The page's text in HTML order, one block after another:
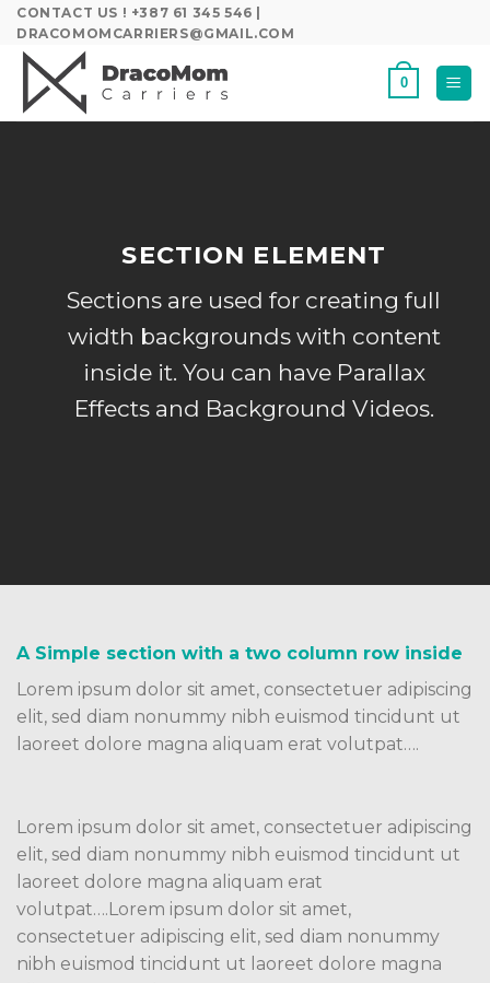
Skip
content
CONTACT US ! +387 61 345 546 |
DRACOMOMCARRIERS@GMAIL.COM
0
SECTION ELEMENT
Sections are used for creating full
width backgrounds with content
inside it. You can have Parallax
Effects and Background Videos.
A Simple section with a two column row inside
Lorem ipsum dolor sit amet, consectetuer adipiscing
elit, sed diam nonummy nibh euismod tincidunt ut
laoreet dolore magna aliquam erat volutpat….
Lorem ipsum dolor sit amet, consectetuer adipiscing
elit, sed diam nonummy nibh euismod tincidunt ut
laoreet dolore magna aliquam erat
volutpat….Lorem ipsum dolor sit amet,
consectetuer adipiscing elit, sed diam nonummy
nibh euismod tincidunt ut laoreet dolore magna